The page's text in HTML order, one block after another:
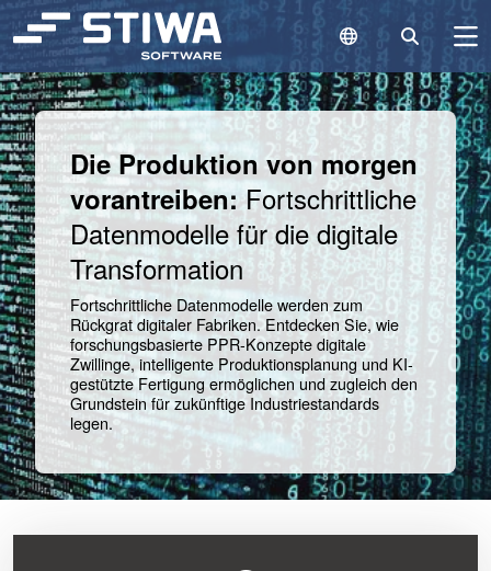
Language Switch
Search
Search
Die Produktion von morgen
vorantreiben:Fortschrittliche
Datenmodelle für die digitale
Transformation
Fortschrittliche Datenmodelle werden zum
Rückgrat digitaler Fabriken. Entdecken Sie, wie
forschungsbasierte PPR-Konzepte digitale
Zwillinge, intelligente Produktionsplanung und KI-
gestützte Fertigung ermöglichen und zugleich den
Grundstein für zukünftige Industriestandards
legen.